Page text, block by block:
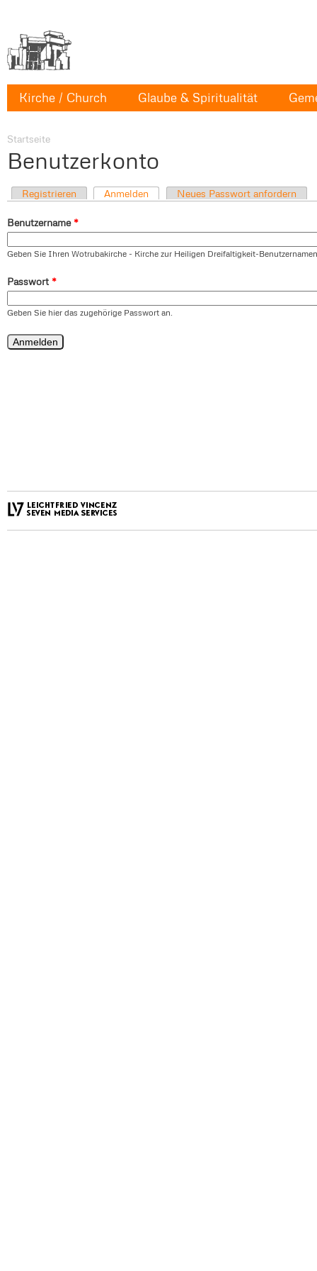
Kirche / Church Glaube & Spiritualität
Startseite
Benutzerkonto
Registrieren Anmelden Neues Passwort anfordern
Benutzername *
Geben Sie Ihren Wotrubakirche - Kirche zur Heiligen Dreifaltigkeit-
Passwort *
Geben Sie hier das zugehörige Passwort an.